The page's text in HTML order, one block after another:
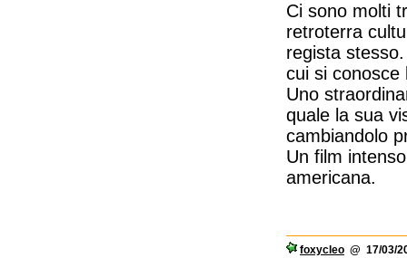
Ci sono molti
retroterra
regista
cui si conosce
Uno
quale la sua
cambiandolo
Un film
americana.
foxycleo @ 17/03/